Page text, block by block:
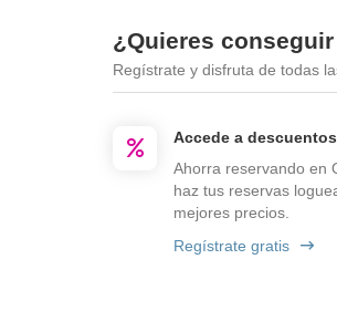
¿Quieres
Regístrate y disfruta de todas
Accede a
Ahorra reservando en
haz tus reservas
mejores precios.
Regístrate gratis